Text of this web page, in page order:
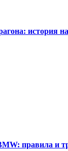
история
правила и